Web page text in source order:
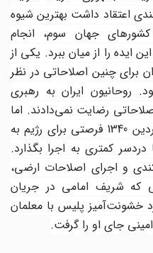
اعتقاد داشت بهترین شیوه
جهان سوم، انجام
را از میان ببرد. یکی از
برای چنین اصلاحاتی در نظر
ایران به رهبری
رضایت نمی‌دادند. اما
درگذشت آیت‌الله بروجردی در فروردین 1340 فرصتی برای رژیم به
کمتری به اجرا بگذارد.
و اجرای اصلاحات ارضی،
که شریف امامی در جریان
پلیس با معلمان
جای او را گرفت.